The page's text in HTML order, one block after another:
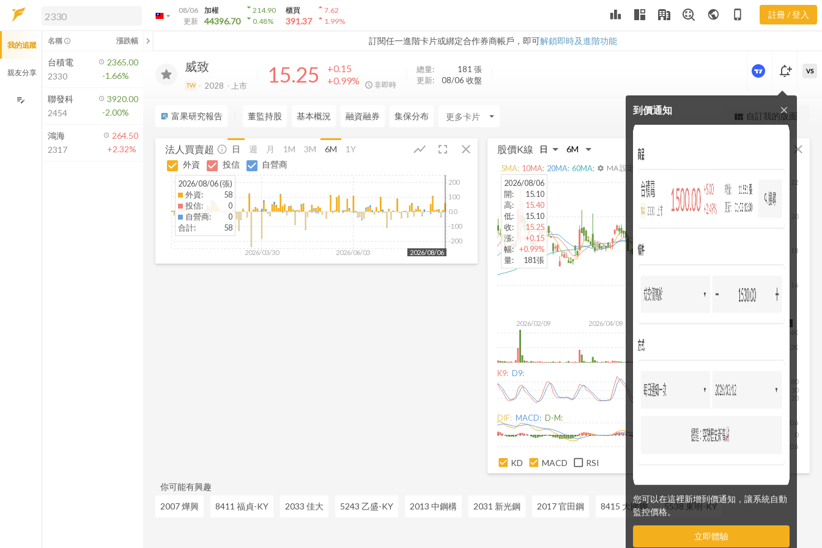
arrow_drop_down
08/06
更新
加權
44396.70
arrow_drop_down214.90
arrow_drop_down0.48%
櫃買
391.37
arrow_drop_up7.62
arrow_drop_up1.99% leaderboard public phone_iphone 註冊 / 登入
訂閱任一進階卡片或綁定合作券商帳戶，即可解鎖即時及進階功能
解鎖即時行情及進階功能
方案」，即可解鎖以下功能：
即時行情
即時市況與排行
成交金額熱力圖
前往方案訂閱
如何綁定合作券商
賣超
威致
TW 2028 上市 15.25
+0.15
+0.99%
非即時
總量: 181 張
更新:
08/06 收盤
更強大的進階價量圖表
notification_add
到價通知
您可以在這裡新增到價通知，讓系統自動
監控價格。
立即體驗
close
VS
sticky_note_2 富果研究報告 董監持股 基本概況 融資融券 集保分布 arrow_drop_down view_quilt 自訂我的版面
法人買賣超 fullscreen close
show_chart
info_outline 日 週 月 1M 3M 6M
1Y
外資
投信 自營商
2026/08/06 (張)
外資:
58
投信:
0
自營商:
0
合計: 58
2026/03/30 2026/06/03
-200
-100
0.0
100
200
2026/08/06
股價K線 close
2026/02/09 2026/04/09
16
18
20
22
2026/08/06
2K
4K
2026/08/06
開:
15.10
高:
15.40
低:
15.10
收:
15.25
漲:
+0.15
幅: +0.99%
量: 181張
5MA: 10MA: 20MA: 60MA: settings MA 設定
K9: D9:
20
50
80
DIF: MACD: D-M:
-0.6
0
0.6
KD MACD RSI
你可能有興趣
2007 燁興
8411 福貞-KY 2033 佳大 5243 乙盛-KY 2013 中鋼構 2031 新光鋼 2017 官田鋼 8415 大國鋼 5538 東明-KY
我的追蹤
親友分享
edit_note
名稱 info_outline 漲跌幅 chevron_left
台積電
2330
2365.00
-1.66%
聯發科
2454
3920.00
-2.00%
鴻海
2317
264.50
+2.32%